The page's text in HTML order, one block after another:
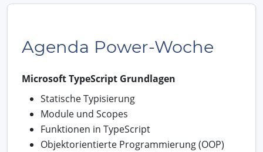
Agenda Power-Woche
Microsoft TypeScript Grundlagen
Statische Typisierung
Module und Scopes
Funktionen in TypeScript
Objektorientierte Programmierung (OOP)